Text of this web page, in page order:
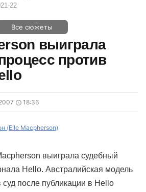
22
Все сюжеты
выиграла
против
18:36
(Elle Macpherson)
выиграла судебный
Hello. Австралийская модель
после публикации в Hello